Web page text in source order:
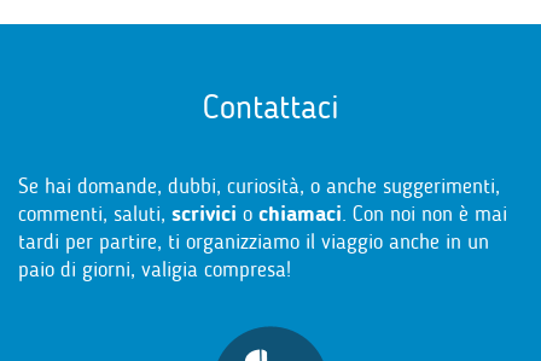
Contattaci
Se hai domande, dubbi, curiosità, o anche suggerimenti,
commenti, saluti, scrivici o chiamaci. Con noi non è mai
tardi per partire, ti organizziamo il viaggio anche in un
paio di giorni, valigia compresa!